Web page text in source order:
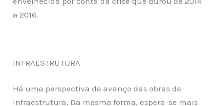
a 2016.
INFRAESTRUTURA
Há uma perspectiva de avanço das obras de
infraestrutura. Da mesma forma, espera-se mais